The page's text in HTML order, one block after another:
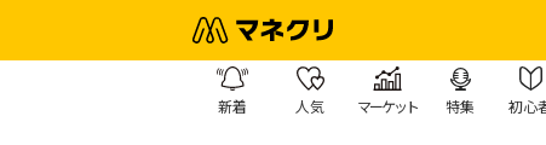
新着 人気 マーケット 特集 初心